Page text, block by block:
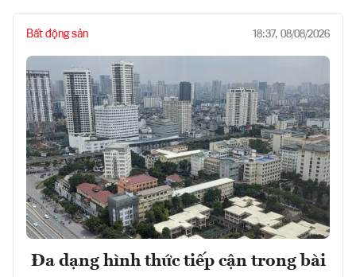
Bất động sản 18:37, 08/08/2026
Đa dạng hình thức tiếp cận trong bài